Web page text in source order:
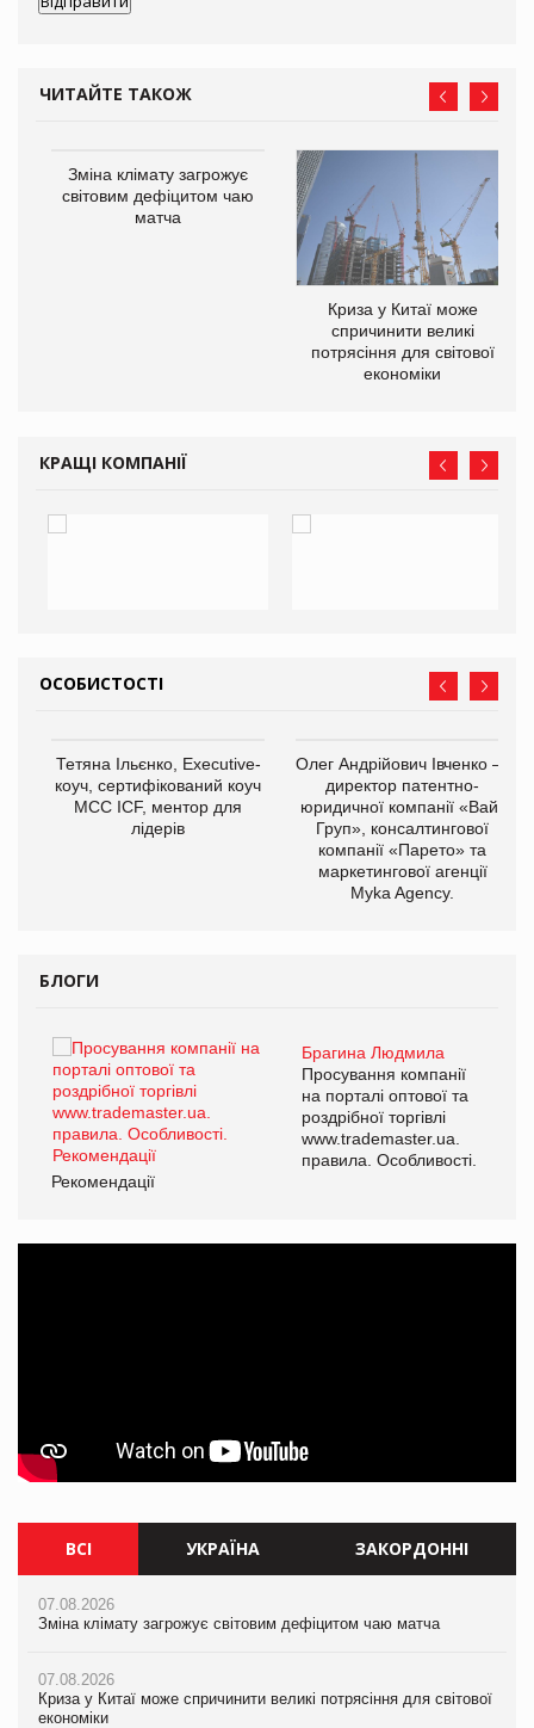
ЧИТАЙТЕ ТАКОЖ
Зміна клімату загрожує
світовим дефіцитом чаю
матча
Криза у Китаї може
спричинити великі
потрясіння для світової
економіки
КРАЩІ КОМПАНІЇ
ОСОБИСТОСТІ
Тетяна Ільєнко, Executive-
коуч, сертифікований коуч
МСС ICF, ментор для
лідерів
Олег Андрійович Івченко —
директор патентно-
юридичної компанії «Вайз
Груп», консалтингової
компанії «Парето» та
маркетингової агенції
Myka Agency.
БЛОГИ
Брагина Людмила
Просування компанії
на порталі оптової та
роздрібної торгівлі
www.trademaster.ua.
правила. Особливості.
Рекомендації
ВСІ УКРАЇНА ЗАКОРДОННІ
07.08.2026
Зміна клімату загрожує світовим дефіцитом чаю матча
07.08.2026
Криза у Китаї може спричинити великі потрясіння для світової
економіки
07.08.2026
Зміна клімату загрожує світовим дефіцитом чаю матча
07.08.2026
Криза у Китаї може спричинити великі потрясіння для світової
економіки
07.08.2026
Зміна клімату загрожує світовим дефіцитом чаю матча
07.08.2026
Криза у Китаї може спричинити великі потрясіння для світової
економіки